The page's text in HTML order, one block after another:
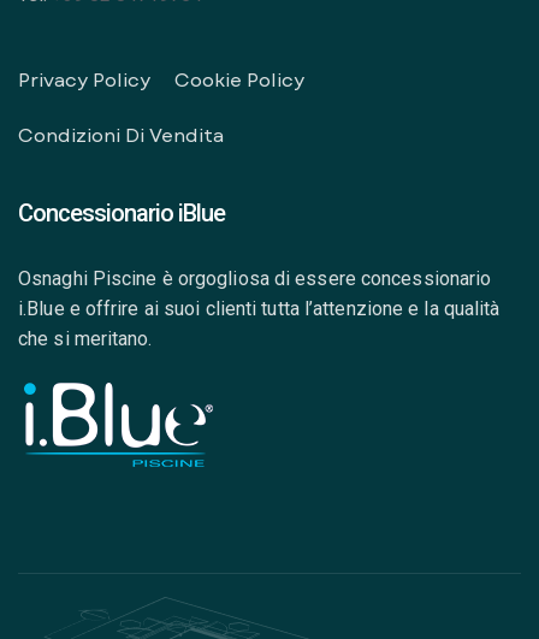
Privacy Policy Cookie Policy
Condizioni Di Vendita
Concessionario iBlue
Osnaghi Piscine è orgogliosa di essere concessionario
i.Blue e offrire ai suoi clienti tutta l’attenzione e la qualità
che si meritano.